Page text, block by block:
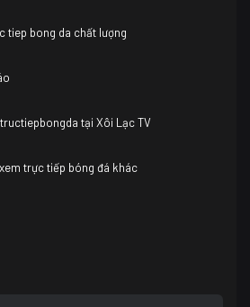
tiep bong da chất lượng
tại Xôi Lạc TV
trực tiếp bóng đá khác